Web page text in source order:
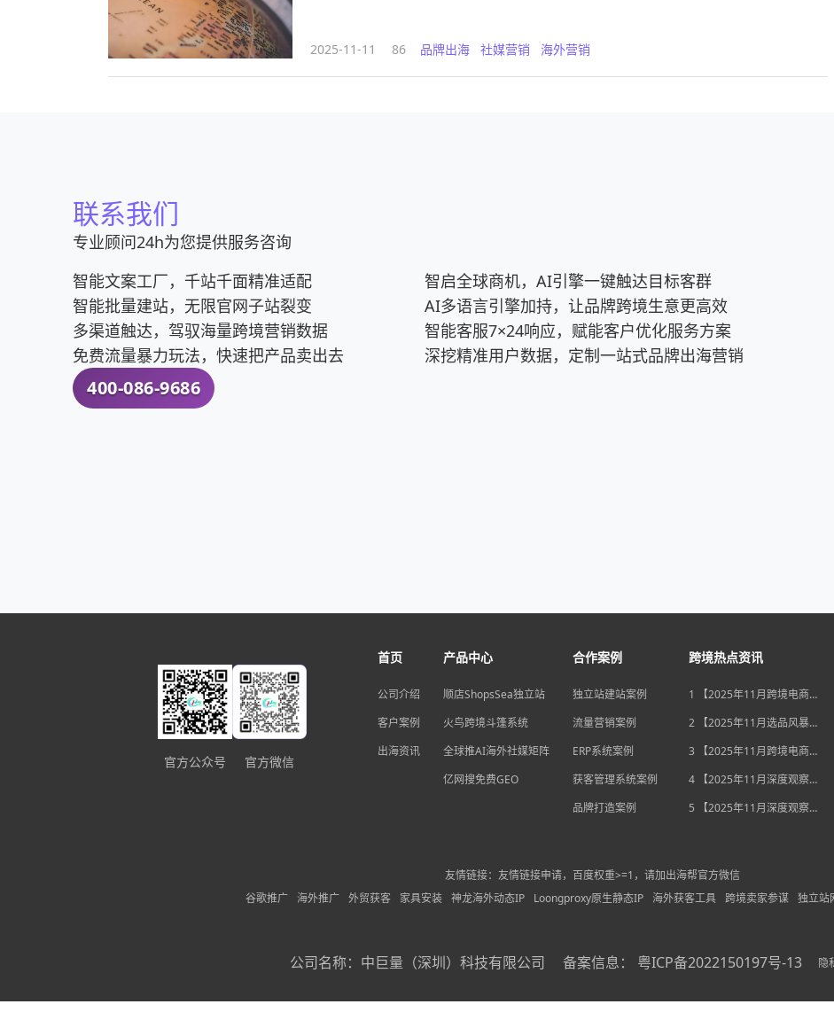
2025-11-11 86 品牌出海 社媒营销 海外营销
联系我们
专业顾问24h为您提供服务咨询
智能文案工厂，千站千面精准适配
智能批量建站，无限官网子站裂变
多渠道触达，驾驭海量跨境营销数据
免费流量暴力玩法，快速把产品卖出去
400-086-9686
智启全球商机，AI引擎一键触达目标客群
AI多语言引擎加持，让品牌跨境生意更高效
智能客服7×24响应，赋能客户优化服务方案
深挖精准用户数据，定制一站式品牌出海营销
官方公众号 官方微信
首页
公司介绍
客户案例
出海资讯
产品中心
顺店ShopsSea独立站
火鸟跨境斗篷系统
全球推AI海外社媒矩阵
亿网搜免费GEO
合作案例
独立站建站案例
流量营销案例
ERP系统案例
获客管理系统案例
品牌打造案例
跨境热点资讯
1 【2025年11月跨境电商大
独立站流量自主权如何突
2 【2025年11月选品风暴】
后，跨境电商如何抢占数字
3 【2025年11月跨境电商新
宽，独立站卖家如何借势突
4 【2025年11月深度观察】
后，跨境电商如何用“自主流
5 【2025年11月深度观察】
友情链接：友情链接申请，百度权重>=1，请加出海帮官方微信
谷歌推广
海外推广 外贸获客 家具安装 神龙海外动态IP Loongproxy原生静态IP 海外获客工具 跨境卖家参谋 独立站
公司名称： 中巨量（深圳）科技有限公司 备案信息： 粤ICP备2022150197号-13 隐